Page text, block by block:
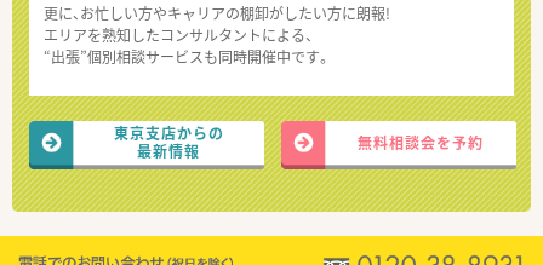
更に、お忙しい方やキャリアの棚卸がしたい方に朗報!
エリアを熟知したコンサルタントによる、
“出張”個別相談サービスも同時開催中です。
東京支店からの
最新情報
無料相談会を予約